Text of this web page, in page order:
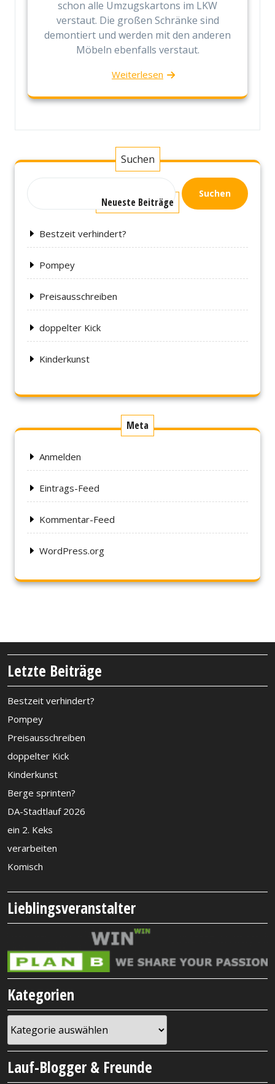
schon alle Umzugskartons im LKW
verstaut. Die großen Schränke sind
demontiert und werden mit den anderen
Möbeln ebenfalls verstaut.
Weiterlesen
Suchen
Suchen
Neueste Beiträge
Bestzeit verhindert?
Pompey
Preisausschreiben
doppelter Kick
Kinderkunst
Meta
Anmelden
Eintrags-Feed
Kommentar-Feed
WordPress.org
Letzte Beiträge
Bestzeit verhindert?
Pompey
Preisausschreiben
doppelter Kick
Kinderkunst
Berge sprinten?
DA-Stadtlauf 2026
ein 2. Keks
verarbeiten
Komisch
Lieblingsveranstalter
Kategorien
Lauf-Blogger & Freunde